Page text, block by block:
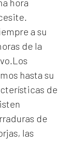
hora
a su
de la
hasta su
de
de
las